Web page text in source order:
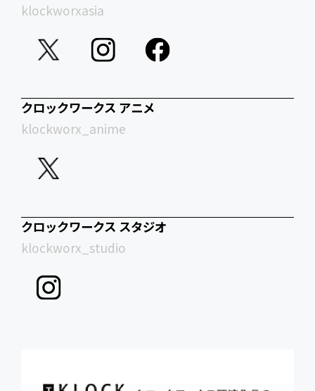
klockworxasia
クロックワークス アニメ
klockworx_anime
クロックワークス スタジオ
klockworx_studio